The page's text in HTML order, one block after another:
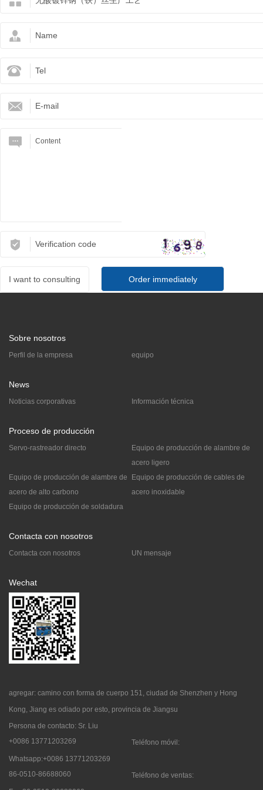
I want to consulting
Sobre nosotros
Perfil de la empresa equipo
News
Noticias corporativas Información técnica
Proceso de producción
Servo-rastreador directo
Equipo de producción de alambre de
acero ligero
Equipo de producción de alambre de
acero de alto carbono
Equipo de producción de cables de
acero inoxidable
Equipo de producción de soldadura
Contacta con nosotros
Contacta con nosotros UN mensaje
Wechat
agregar: camino con forma de cuerpo 151, ciudad de Shenzhen y Hong
Kong, Jiang es odiado por esto, provincia de Jiangsu
Persona de contacto: Sr. Liu
Teléfono móvil:
+0086 13771203269
Whatsapp:+0086 13771203269
Teléfono de ventas:
86-0510-86688060